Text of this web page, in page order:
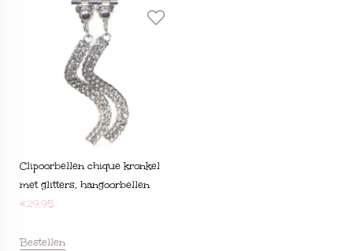
Clipoorbellen chique kronkel
met glitters, hangoorbellen
€29,95
Bestellen